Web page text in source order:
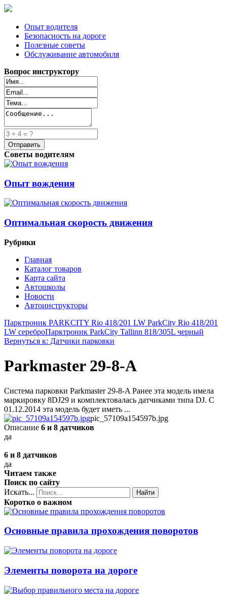
Опыт водителя
Безопасность на дороге
Полезные советы
Обслуживание автомобиля
Вопрос инструктору
Советы водителям
Опыт вождения
Оптимальная скорость движения
Рубрики
Главная
Каталог товаров
Карта сайта
Автошколы
Новости
Автоинструкторы
Парктроник PARKCITY Rio 418/201 LW ParkCity Rio 418/201
LW сереброПарктроник ParkCity Tallinn 818/305L черный
Вернуться к: Датчики парковки
Parkmaster 29-8-A
Система парковки Parkmaster 29-8-A Ранее эта модель имела
маркировку 8DJ29 и комплектовалась датчиками типа DJ. С
01.12.2014 эта модель будет иметь ...
pic_57109a154597b.jpg
Описание 6 и 8 датчиков
да
6 и 8 датчиков
да
Читаем также
Поиск по сайту
Искать...
Найти
Коротко о важном
Основные правила прохождения поворотов
Элементы поворота на дороге